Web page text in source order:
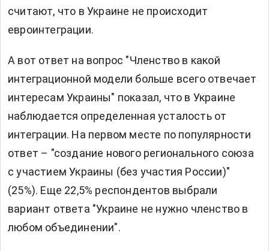
считают, что в Украине не происходит
евроинтеграции.
А вот ответ на вопрос "Членство в какой
интеграционной модели больше всего отвечает
интересам Украины" показал, что в Украине
наблюдается определенная усталость от
интеграции. На первом месте по популярности
ответ – "создание нового регионального союза
с участием Украины (без участия России)"
(25%). Еще 22,5% респондентов выбрали
вариант ответа "Украине не нужно членство в
любом объединении".